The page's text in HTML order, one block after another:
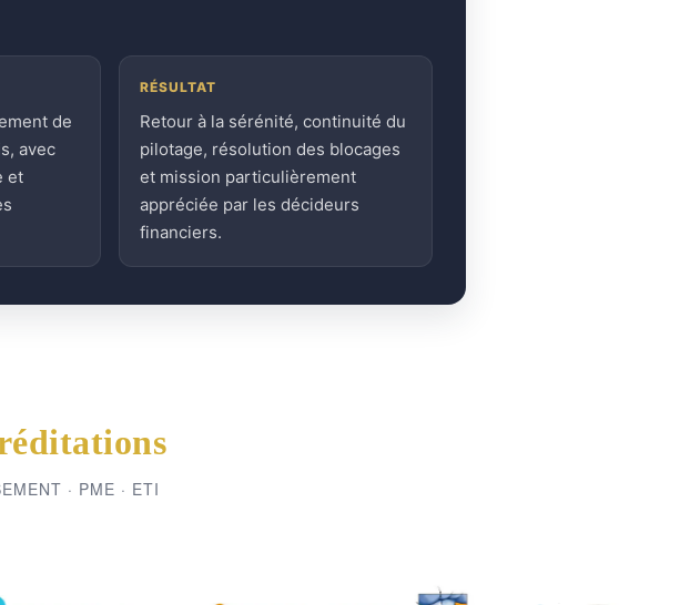
de
avec
et
RÉSULTAT
Retour à la sérénité, continuité du
pilotage, résolution des blocages
et mission particulièrement
appréciée par les décideurs
financiers.
· PME · ETI